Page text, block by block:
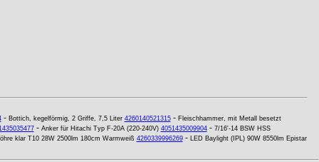
- Bottich, kegelförmig, 2 Griffe, 7,5 Liter 4260140521315- Fleischhammer, mit Metall besetzt
- Anker für Hitachi Typ F-20A (220-240V) 4051435009904- 7/16'-14 BSW HSS
klar T10 28W 2500lm 180cm Warmweiß 4260339996269- LED Baylight (IPL) 90W 8550lm Epistar